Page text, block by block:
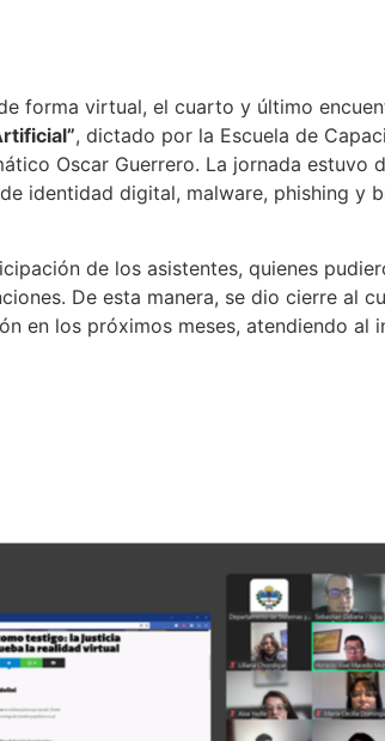
forma virtual, el cuarto y último
, dictado por la Escuela de
Oscar Guerrero. La jornada estuvo
identidad digital, malware, phishing y
de los asistentes, quienes
De esta manera, se dio cierre al
en los próximos meses, atendiendo al